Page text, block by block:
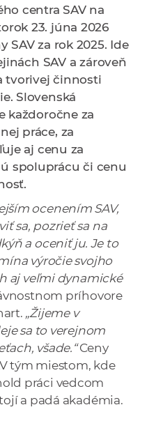
a
c
h
a
p
v
k
o
c
h
S
A
centra SAV na
23. júna 2026
SAV za rok 2025. Ide
SAV a zároveň
tvorivej činnosti
Slovenská
každoročne za
práce, za
aj cenu za
spoluprácu či cenu
ocenením SAV,
sa, pozrieť sa na
a oceniť ju. Je to
výročie svojho
aj veľmi dynamické
príhovore
„Žijeme v
sa to verejnom
všade.“Ceny
tým miestom, kde
práci vedcom
a padá akadémia.